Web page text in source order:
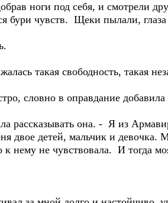
ноги под себя, и смотрели
бури чувств. Щеки пылали, глаза
такая свободность, такая
словно в оправдание добавила
рассказывать она. - Я из
двое детей, мальчик и девочка.
нему не чувствовала. И тогда